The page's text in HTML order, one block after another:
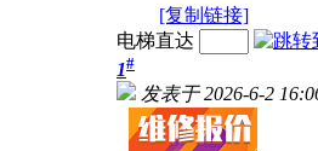
[复制链接]
电梯直达
1#
发表于 2026-6-2